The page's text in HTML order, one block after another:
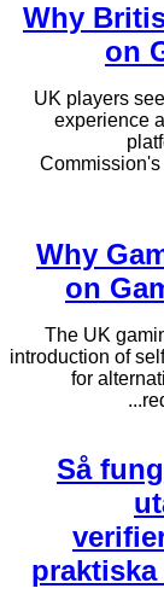
Why
on
UK players
experience
Commission's
Why
on
The UK
introduction of
for
Så